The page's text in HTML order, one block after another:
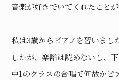
音楽が好きでいてくれたことが
私は3歳からピアノを習いまし
したが、楽譜は読めないし、下
中1のクラスの合唱で何故かピ